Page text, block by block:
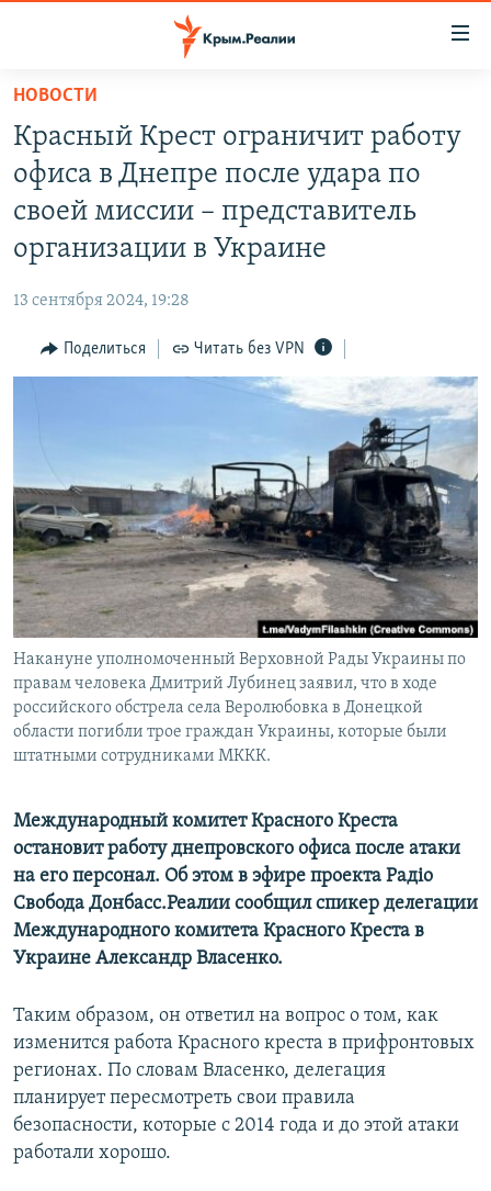
Вернуться
основному
содержанию
Вернутся
главной
Вернутся
поиску
СПЕЦПРОЕКТЫ
ГРУЗ 200
КАРТА ВОЕННЫХ ОБЪЕКТОВ КРЫМА
ВОДА
ИНТЕРАКТИВ
ИНФОГРАФИКА
ПРОПАВШИЕ БЕЗ ВЕСТИ
ПОБЕДИТЕЛЕЙ НЕ СУДЯТ?
КРЫМ.НЕПОКОРЕННЫЙ
ELIFBE
УКРАИНСКАЯ ПРОБЛЕМА КРЫМА
РАДІО СВОБОДА
КАК ОБОЙТИ БЛОКИРОВКУ
ПРИСОЕДИНЯЙТЕСЬ!
Все сайты RFE/RL
НОВОСТИ
Красный Крест ограничит работу
офиса в Днепре после удара по
своей миссии – представитель
организации в Украине
13 сентября 2024, 19:28
Поделиться Читать без VPN
Накануне уполномоченный Верховной Рады Украины по
правам человека Дмитрий Лубинец заявил, что в ходе
российского обстрела села Веролюбовка в Донецкой
области погибли трое граждан Украины, которые были
штатными сотрудниками МККК.
Международный комитет Красного Креста
остановит работу днепровского офиса после атаки
на его персонал. Об этом в эфире проекта Радіо
Свобода Донбасс.Реалии сообщил спикер делегации
Международного комитета Красного Креста в
Украине Александр Власенко.
Таким образом, он ответил на вопрос о том, как
изменится работа Красного креста в прифронтовых
регионах. По словам Власенко, делегация
планирует пересмотреть свои правила
безопасности, которые с 2014 года и до этой атаки
работали хорошо.